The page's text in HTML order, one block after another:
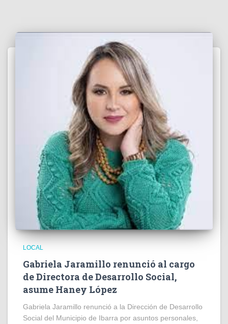
LOCAL
Gabriela Jaramillo renunció al cargo
de Directora de Desarrollo Social,
asume Haney López
Gabriela Jaramillo renunció a la Dirección de Desarrollo
Social del Municipio de Ibarra por asuntos personales,